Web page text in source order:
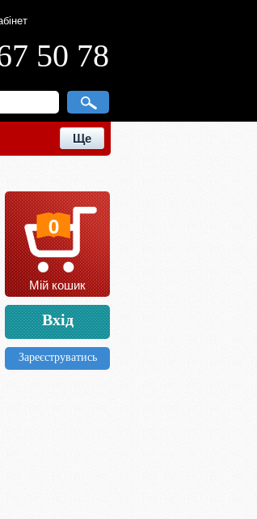
50 78
Ще
0
Мій кошик
Вхід
Зареєструватись